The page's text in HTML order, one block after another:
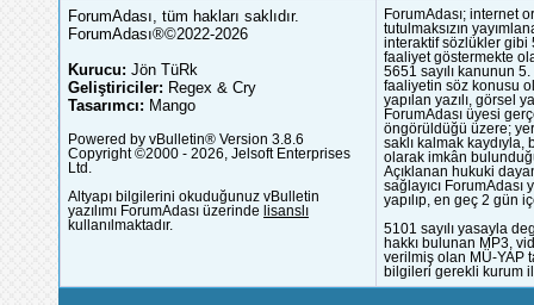
ForumAdası, tüm hakları saklıdır.
ForumAdası®©2022-2026
Kurucu: Jön TüRk
Geliştiriciler: Regex & Cry
Tasarımcı: Mango
Powered by vBulletin® Version 3.8.6
Copyright ©2000 - 2026, Jelsoft Enterprises
Ltd.
Altyapı bilgilerini okuduğunuz vBulletin
yazılımı ForumAdası üzerinde lisanslı
kullanılmaktadır.
ForumAdası; internet
tutulmaksızın
interaktif sözlükler gibi
faaliyet göstermekte
5651 sayılı kanunun
faaliyetin söz konusu
yapılan yazılı, görsel
ForumAdası üyesi
öngörüldüğü üzere;
saklı kalmak
olarak imkân
Açıklanan hukuki
sağlayıcı
yapılıp, en geç 2 gün
5101 sayılı yasayla
hakkı bulunan MP3,
verilmiş olan MÜ-YAP
bilgileri gerekli kurum